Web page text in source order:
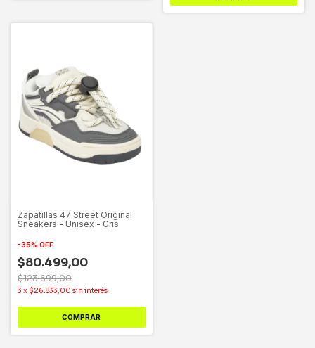
Zapatillas 47 Street Original
Sneakers - Unisex - Gris
-35% OFF
$80.499,00
$123.699,00
3 x $26.833,00 sin interés
COMPRAR